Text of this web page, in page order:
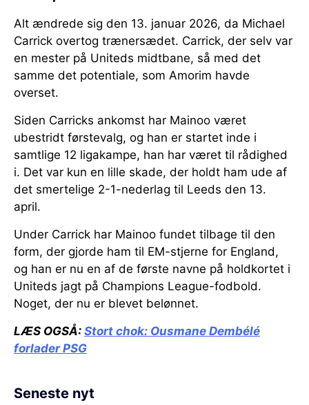
Alt ændrede sig den 13. januar 2026, da Michael
Carrick overtog trænersædet. Carrick, der selv var
en mester på Uniteds midtbane, så med det
samme det potentiale, som Amorim havde
overset.
Siden Carricks ankomst har Mainoo været
ubestridt førstevalg, og han er startet inde i
samtlige 12 ligakampe, han har været til rådighed
i. Det var kun en lille skade, der holdt ham ude af
det smertelige 2-1-nederlag til Leeds den 13.
april.
Under Carrick har Mainoo fundet tilbage til den
form, der gjorde ham til EM-stjerne for England,
og han er nu en af de første navne på holdkortet i
Uniteds jagt på Champions League-fodbold.
Noget, der nu er blevet belønnet.
LÆS OGSÅ: Stort chok: Ousmane Dembélé
forlader PSG
Seneste nyt